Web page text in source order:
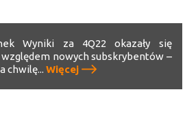
Wyniki za 4Q22 okazały się
nowych subskrybentów –
chwilę...Więcej